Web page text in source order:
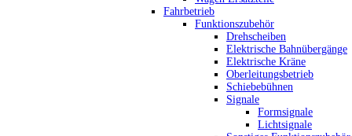
Fahrbetrieb
Funktionszubehör
Drehscheiben
Elektrische Bahnübergänge
Elektrische Kräne
Oberleitungsbetrieb
Schiebebühnen
Signale
Formsignale
Lichtsignale